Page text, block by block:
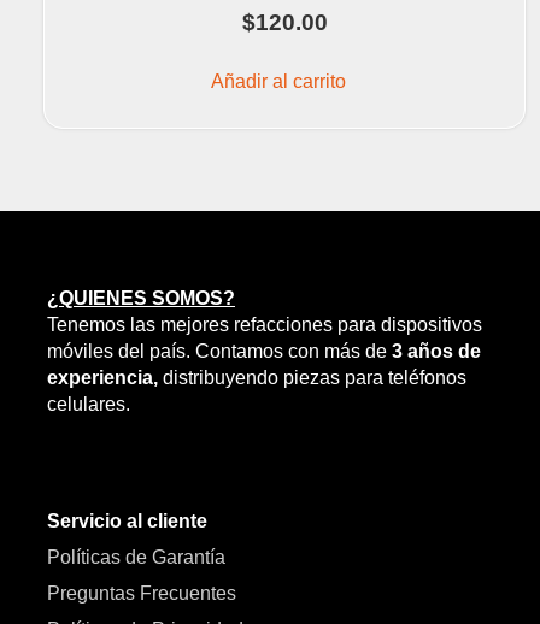
$120.00
Añadir al carrito
¿QUIENES SOMOS?
Tenemos las mejores refacciones para dispositivos
móviles del país. Contamos con más de 3 años de
experiencia, distribuyendo piezas para teléfonos
celulares.
Servicio al cliente
Políticas de Garantía
Preguntas Frecuentes